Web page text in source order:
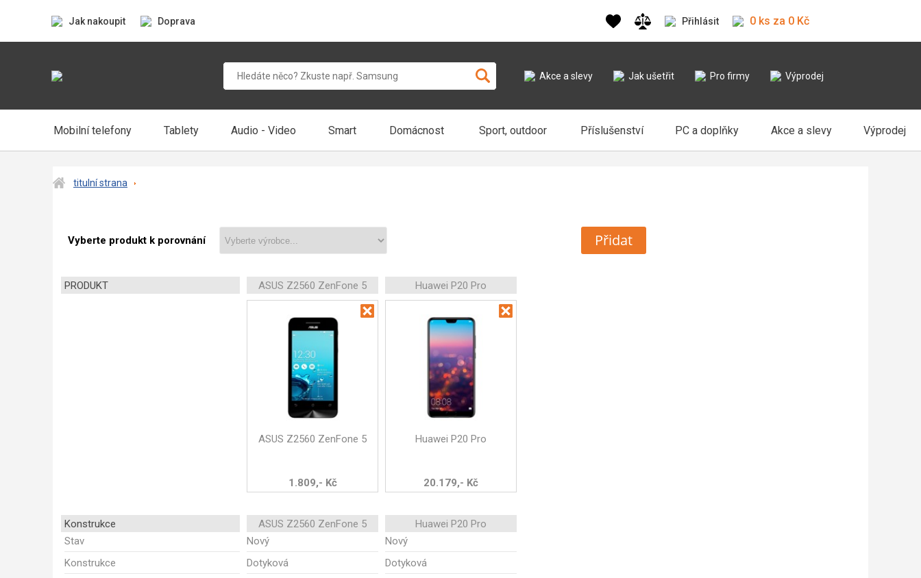
Jak nakoupit Doprava Přihlásit 0 ks za 0 Kč
Akce a slevy Jak ušetřit Pro firmy Výprodej
Mobilní telefony Tablety Audio - Video Smart Domácnost Sport, outdoor Příslušenství PC a doplňky Akce a slevy Výprodej
titulní strana
Vyberte produkt k porovnání Přidat
PRODUKT ASUS Z2560 ZenFone 5 Huawei P20 Pro
ASUS Z2560 ZenFone 5
1.809,- Kč
Huawei P20 Pro
20.179,- Kč
Konstrukce ASUS Z2560 ZenFone 5
Huawei P20 Pro
Stav
Nový
Nový
Konstrukce
Dotyková
Dotyková